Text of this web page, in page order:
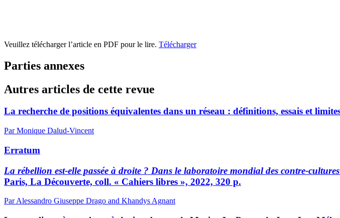
Veuillez télécharger l’article en PDF pour le lire. Télécharger
Parties annexes
Autres articles de cette revue
La recherche de positions équivalentes dans un réseau : définitions, essais et
Par Monique Dalud-Vincent
Erratum
La rébellion est-elle passée à droite ? Dans le laboratoire mondial des contre-
Paris, La Découverte, coll. « Cahiers libres », 2022, 320 p.
Par Alessandro Giuseppe Drago and Khandys Agnant